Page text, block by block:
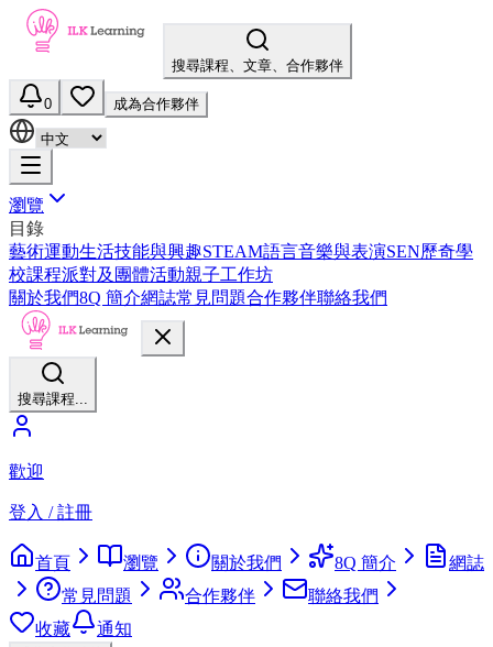
搜尋課程、文章、合作夥伴
0 成為合作夥伴
瀏覽
目錄
藝術運動生活技能與興趣STEAM語言音樂與表演SEN歷奇學
校課程派對及團體活動親子工作坊
關於我們8Q 簡介網誌常見問題合作夥伴聯絡我們
搜尋課程...
歡迎
登入 / 註冊
首頁 瀏覽 關於我們 8Q 簡介
網誌
常見問題
合作夥伴
聯絡我們
收藏
通知